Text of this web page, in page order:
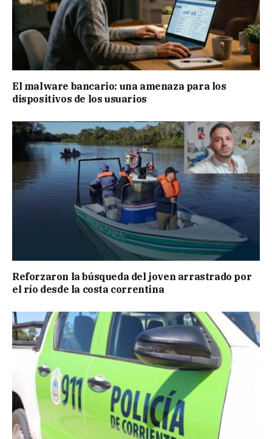
El malware bancario: una amenaza para los
dispositivos de los usuarios
Reforzaron la búsqueda del joven arrastrado por
el río desde la costa correntina